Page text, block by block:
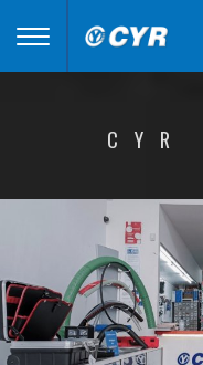
Toggle
CYR